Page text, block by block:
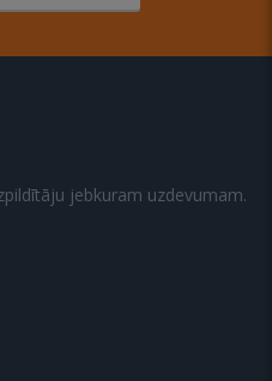
jebkuram uzdevumam.